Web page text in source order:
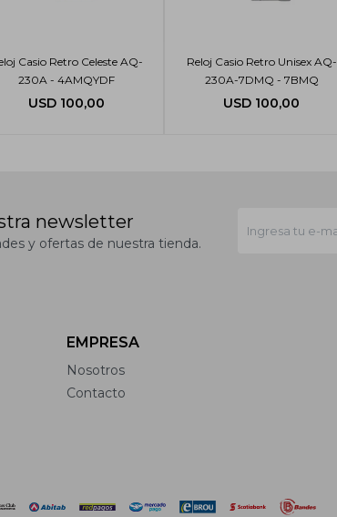
Casio Retro Celeste AQ-
230A - 4AMQYDF
USD 100,00
Reloj Casio Retro Unisex AQ-
230A-7DMQ - 7BMQ
USD 100,00
newsletter
y ofertas de nuestra tienda.
EMPRESA
Nosotros
Contacto